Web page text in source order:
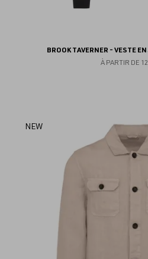
BROOK TAVERNER - VESTE
À PARTIR DE
NEW